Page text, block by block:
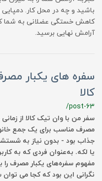
باشید و چه در محل کار.
کاهش خستگی عضلانی به شما
آرامش نهایی برسید.
سفره های یکبار
کالا
/post-63
سفر من با وان تیک کالا از
مصرف مناسب برای یک جمع
جذاب بود - بدون نیاز به
یا لکه. به‌عنوان فردی که به
مفهوم سفره‌های یکبار مصرف را
نگرانی این بود که کجا می